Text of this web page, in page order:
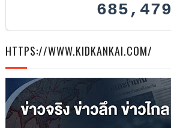
685,479
HTTPS://WWW.KIDKANKAI.COM/